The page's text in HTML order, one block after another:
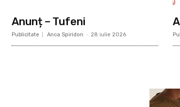
Anunț – Tufeni
Publicitate Anca Spiridon - 28 iulie 2026